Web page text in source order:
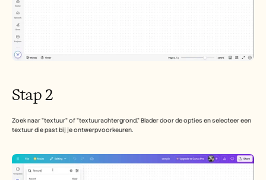
Stap 2
Zoek naar "textuur" of "textuurachtergrond." Blader door de opties en selecteer een
textuur die past bij je ontwerpvoorkeuren.